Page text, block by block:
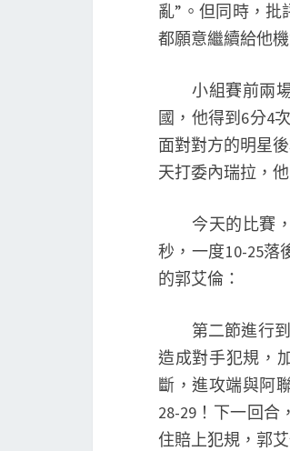
亂”。但同時，
都願意繼續給他
小組賽前兩場
國，他得到6分4
面對對方的明星
天打委內瑞拉，
今天的比賽，
秒，一度10-25落
的郭艾倫：
第二節進行到9
造成對手犯規，
斷，進攻端與阿
28-29！下一回
住賠上犯規，郭